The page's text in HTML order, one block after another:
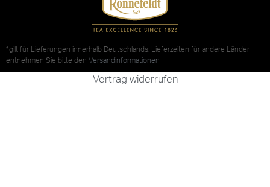
*gilt für Lieferungen innerhalb Deutschlands, Lieferzeiten für andere Länder
entnehmen Sie bitte den Versandinformationen
Vertrag widerrufen